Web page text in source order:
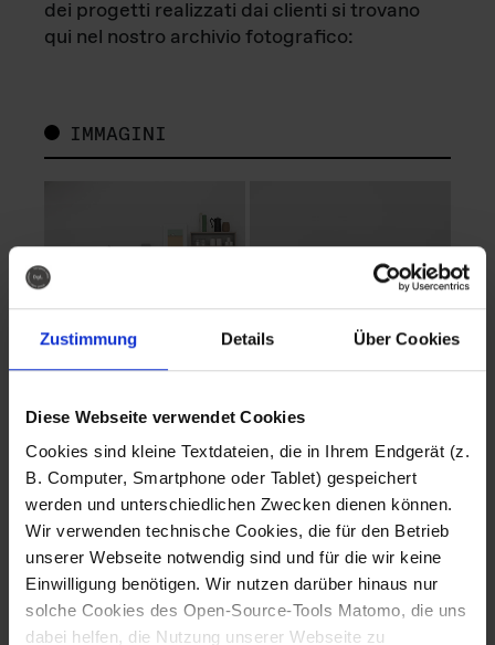
Zustimmung Details Über Cookies
Diese Webseite verwendet Cookies
Cookies sind kleine Textdateien, die in Ihrem Endgerät (z.
B. Computer, Smartphone oder Tablet) gespeichert
werden und unterschiedlichen Zwecken dienen können.
Wir verwenden technische Cookies, die für den Betrieb
unserer Webseite notwendig sind und für die wir keine
Einwilligung benötigen. Wir nutzen darüber hinaus nur
solche Cookies des Open-Source-Tools Matomo, die uns
dabei helfen, die Nutzung unserer Webseite zu
dei progetti realizzati dai clienti si trovano
qui nel nostro archivio fotografico:
IMMAGINI
Fotografo: Lorenz
Sternbach
Download
Fotografo: Lorenz
Sternbach
Download